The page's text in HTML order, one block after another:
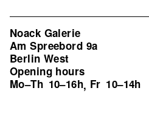
Noack Galerie
Am Spreebord 9a
Berlin West
Opening hours
Mo–Th 10–16h, Fr 10–14h